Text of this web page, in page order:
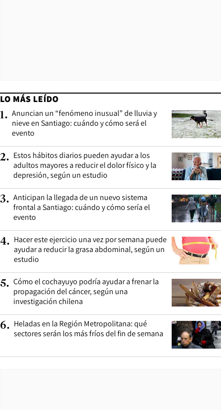
LO MÁS LEÍDO
1. Anuncian un “fenómeno inusual” de lluvia y
nieve en Santiago: cuándo y cómo será el
evento
2. Estos hábitos diarios pueden ayudar a los
adultos mayores a reducir el dolor físico y la
depresión, según un estudio
3. Anticipan la llegada de un nuevo sistema
frontal a Santiago: cuándo y cómo sería el
evento
4. Hacer este ejercicio una vez por semana puede
ayudar a reducir la grasa abdominal, según un
estudio
5. Cómo el cochayuyo podría ayudar a frenar la
propagación del cáncer, según una
investigación chilena
6. Heladas en la Región Metropolitana: qué
sectores serán los más fríos del fin de semana